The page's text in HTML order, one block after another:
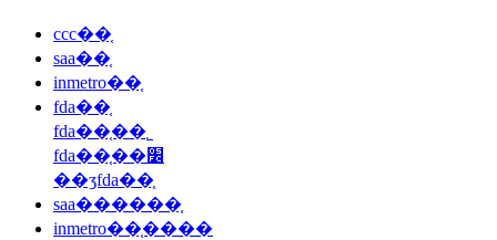
ccc��֤
saa��֤
inmetro��֤
fda��֤
fda��֤��˾
fda��֤��׼
��ʒfda��֤
saa������֤
inmetro��֤����